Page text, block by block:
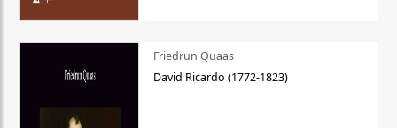
Friedrun Quaas
David Ricardo (1772-1823)